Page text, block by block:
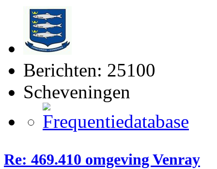
Berichten: 25100
Scheveningen
Re: 469.410 omgeving Venray